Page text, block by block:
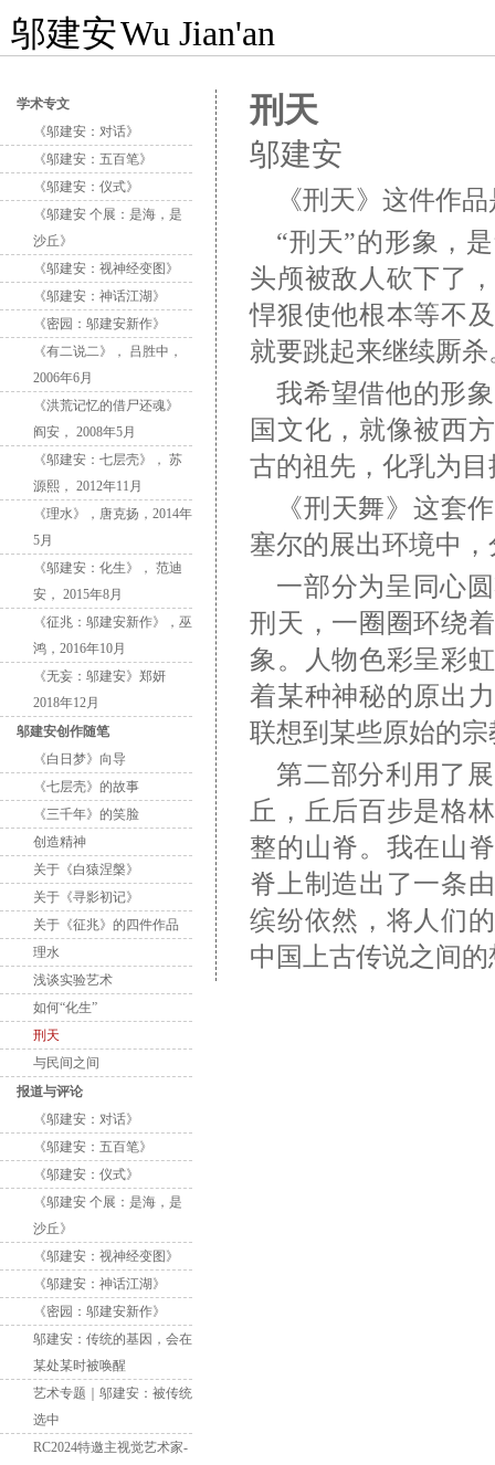
邬建安Wu Jian'an
学术专文
《邬建安：对话》
《邬建安：五百笔》
《邬建安：仪式》
《邬建安 个展：是海，是
沙丘》
《邬建安：视神经变图》
《邬建安：神话江湖》
《密园：邬建安新作》
《有二说二》， 吕胜中，
2006年6月
《洪荒记忆的借尸还魂》
阎安， 2008年5月
《邬建安：七层壳》， 苏
源熙， 2012年11月
《理水》，唐克扬，2014年
5月
《邬建安：化生》， 范迪
安， 2015年8月
《征兆：邬建安新作》，巫
鸿，2016年10月
《无妄：邬建安》郑妍
2018年12月
邬建安创作随笔
《白日梦》向导
《七层壳》的故事
《三千年》的笑脸
创造精神
关于《白猿涅槃》
关于《寻影初记》
关于《征兆》的四件作品
理水
浅谈实验艺术
如何“化生”
刑天
与民间之间
报道与评论
《邬建安：对话》
《邬建安：五百笔》
《邬建安：仪式》
《邬建安 个展：是海，是
沙丘》
《邬建安：视神经变图》
《邬建安：神话江湖》
《密园：邬建安新作》
邬建安：传统的基因，会在
某处某时被唤醒
艺术专题｜邬建安：被传统
选中
RC2024特邀主视觉艺术家-
刑天
邬建安
《刑天》这件作
“刑天”的形象，
头颅被敌人砍下了
悍狠使他根本等不
就要跳起来继续厮
我希望借他的形
国文化，就像被西
古的祖先，化乳为
《刑天舞》这套
塞尔的展出环境中
一部分为呈同心
刑天，一圈圈环绕
象。人物色彩呈彩
着某种神秘的原出
联想到某些原始的
第二部分利用了
丘，丘后百步是格
整的山脊。我在山
脊上制造出了一条
缤纷依然，将人们
中国上古传说之间